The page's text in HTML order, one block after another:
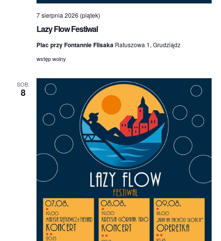
Lazy Flow Festiwal
7 sierpnia 2026 (piątek)
Plac przy Fontannie Flisaka Ratuszowa 1, Grudziądz
wstęp wolny
SOB.
8